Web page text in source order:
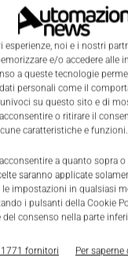
esperienze, noi e i nostri
e/o accedere alle
a queste tecnologie
personali come il
su questo sito e di
o ritirare il
caratteristiche e funzioni.
a quanto sopra o
saranno applicate
le impostazioni in qualsiasi
i pulsanti della Cookie
consenso nella parte
fornitori Per
più elevate e
di calore.
campo
della velocità
dei
completati
tipo SK372.1.
dotati di freni.
e soluzioni di
gamma di
inverter e